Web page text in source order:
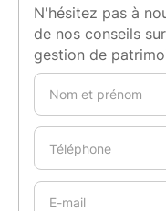
N'hésitez pas à
de nos conseils
gestion de